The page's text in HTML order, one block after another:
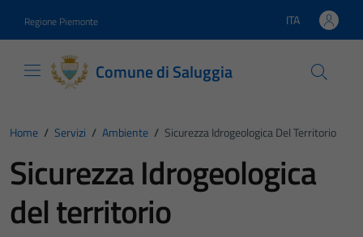
Regione Piemonte Lingua attiva:
ITA
Comune di Saluggia
Home / Servizi / Ambiente / Sicurezza Idrogeologica Del Territorio
Sicurezza Idrogeologica
del territorio